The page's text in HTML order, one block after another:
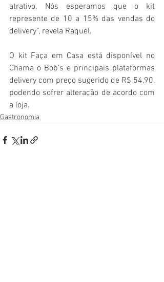
atrativo. Nós esperamos que o kit
represente de 10 a 15% das vendas do
delivery”, revela Raquel.
O kit Faça em Casa está disponível no
Chama o Bob’s e principais plataformas
delivery com preço sugerido de R$ 54,90,
podendo sofrer alteração de acordo com
a loja.
Gastronomia